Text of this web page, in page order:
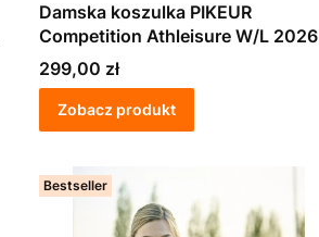
Damska koszulka PIKEUR
Competition Athleisure W/L 2026
granatowa
Cena
299,00 zł
Zobacz produkt
Bestseller